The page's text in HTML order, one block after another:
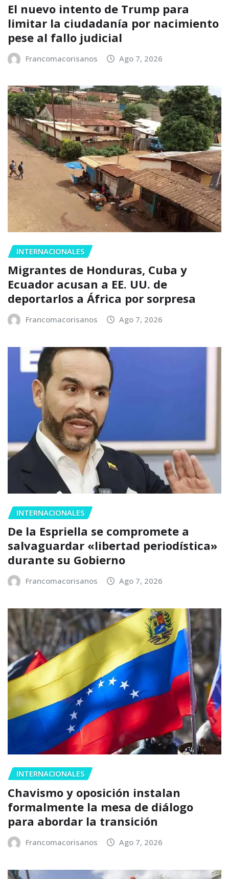
El nuevo intento de Trump para
limitar la ciudadanía por nacimiento
pese al fallo judicial
Francomacorisanos Ago 7, 2026
INTERNACIONALES
Migrantes de Honduras, Cuba y
Ecuador acusan a EE. UU. de
deportarlos a África por sorpresa
Francomacorisanos Ago 7, 2026
INTERNACIONALES
De la Espriella se compromete a
salvaguardar «libertad periodística»
durante su Gobierno
Francomacorisanos Ago 7, 2026
INTERNACIONALES
Chavismo y oposición instalan
formalmente la mesa de diálogo
para abordar la transición
Francomacorisanos Ago 7, 2026